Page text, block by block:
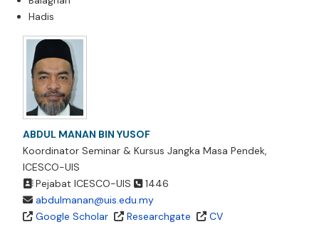
Hadis
ABDUL MANAN BIN YUSOF
Koordinator Seminar & Kursus Jangka Masa Pendek,
ICESCO-UIS
Pejabat ICESCO-UIS
1446
abdulmanan@uis.edu.my
Google Scholar
Researchgate
CV